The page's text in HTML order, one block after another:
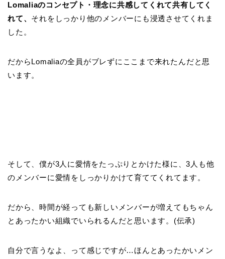
Lomaliaのコンセプト・理念に共感してくれて共有してく
れて、 それをしっかり他のメンバーにも浸透させてくれま
した。
だからLomaliaの全員がブレずにここまで来れたんだと思
います。
そして、僕が3人に愛情をたっぷりとかけた様に、3人も他
のメンバーに愛情をしっかりかけて育ててくれてます。
だから、時間が経っても新しいメンバーが増えてもちゃん
とあったかい組織でいられるんだと思います。(伝承)
自分で言うなよ、って感じですが…ほんとあったかいメン